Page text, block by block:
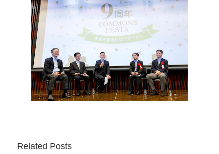
Related Posts